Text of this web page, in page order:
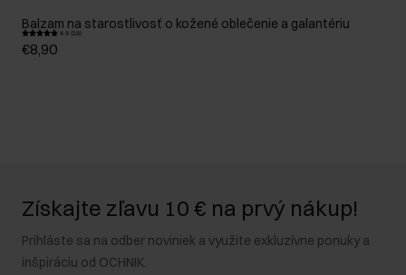
Balzam na starostlivosť o kožené oblečenie a galantériu
4.9 (29)
€8,90
Získajte zľavu 10 € na prvý nákup!
Prihláste sa na odber noviniek a využite exkluzívne ponuky a
inšpiráciu od OCHNIK.